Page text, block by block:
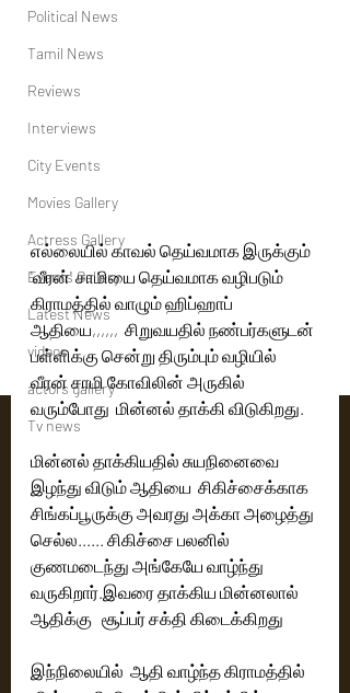
Political News
Tamil News
Reviews
Interviews
City Events
Movies Gallery
Actress Gallery
Events Gallery
Latest News
videos
actors gallery
Tv news
எல்லையில் காவல் தெய்வமாக இருக்கும்
'வீரன்' சாமியை தெய்வமாக வழிபடும்
கிராமத்தில் வாழும் ஹிப்ஹாப்
ஆதியை,,,,,,  சிறுவயதில் நண்பர்களுடன்
பள்ளிக்கு சென்று திரும்பும் வழியில்
வீரன் சாமி கோவிலின் அருகில்
வரும்போது  மின்னல் தாக்கி விடுகிறது.
மின்னல் தாக்கியதில் சுயநினைவை
இழந்து விடும் ஆதியை  சிகிச்சைக்காக
சிங்கப்பூருக்கு அவரது அக்கா அழைத்து
செல்ல...... சிகிச்சை பலனில்
குணமடைந்து அங்கேயே வாழ்ந்து
வருகிறார்.இவரை தாக்கிய மின்னலால்
ஆதிக்கு   சூப்பர் சக்தி கிடைக்கிறது
இந்நிலையில்  ஆதி வாழ்ந்த கிராமத்தில்